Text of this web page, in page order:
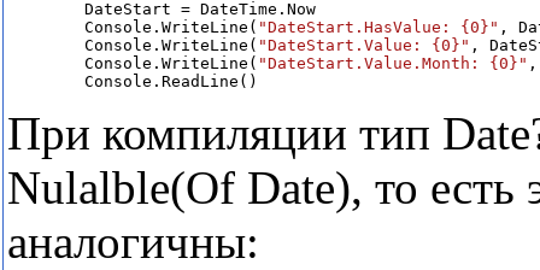
        DateStart = DateTime.Now
        Console.WriteLine(
"DateStart.HasValue: {0}" ,
        Console.WriteLine(
"DateStart.Value: {0}" ,
        Console.WriteLine(
"DateStart.Value.Month: {0}" ,
        Console.ReadLine()
При компиляции тип
Nulalble(Of Date), то есть
аналогичны: